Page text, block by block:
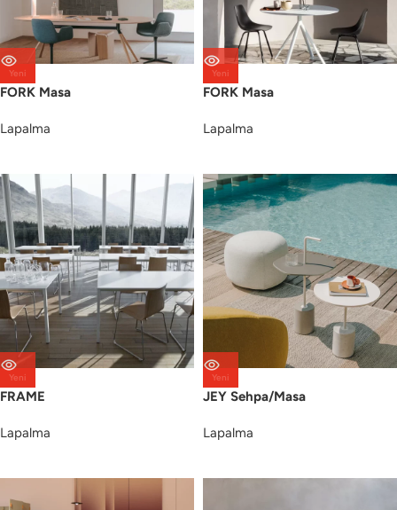
Yeni
FORK Masa
Lapalma
Yeni
FORK Masa
Lapalma
Yeni
FRAME
Lapalma
Yeni
JEY Sehpa/Masa
Lapalma